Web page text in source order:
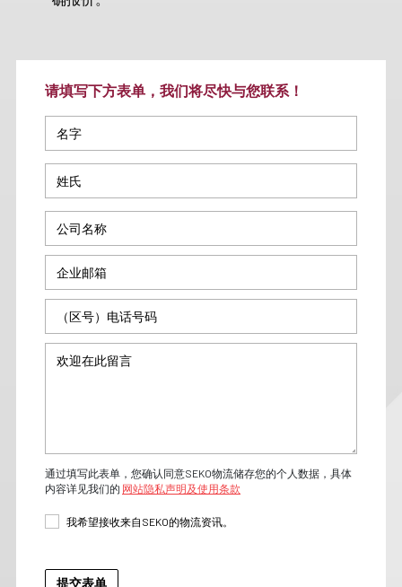
请填写下方表单，我们将尽快与您联系！
通过填写此表单，您确认同意SEKO物流储存您的个人数据，具体
内容详见我们的 网站隐私声明及使用条款
我希望接收来自SEKO的物流资讯。